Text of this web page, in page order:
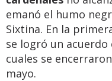
emanó el humo
Sixtina. En la
se logró un
cuales se
mayo.